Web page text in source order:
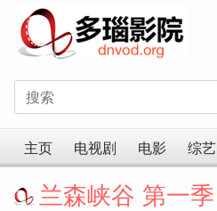
主页 电视剧 电影 综艺
兰森峡谷 第一季